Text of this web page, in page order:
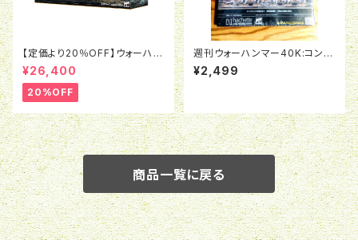
【定価より20％OFF】ウォーハン
マーAOS:バトルフォース：オシア
ーク・ボーンリーパー：ナル・ミリ
アッドの密集陣
¥26,400
20%OFF
週刊ウォーハンマー40K:コンバ
ットパトロール07号
¥2,499
商品一覧に戻る